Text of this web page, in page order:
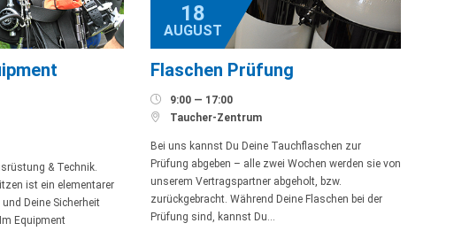
& Technik.
ist ein elementarer
Deine Sicherheit
Equipment
18
AUGUST
Flaschen Prüfung
 9:00 — 17:00
 Taucher-Zentrum
Bei uns kannst Du Deine Tauchflaschen zur
Prüfung abgeben – alle zwei Wochen werden sie von
unserem Vertragspartner abgeholt, bzw.
zurückgebracht. Während Deine Flaschen bei der
Prüfung sind, kannst Du…